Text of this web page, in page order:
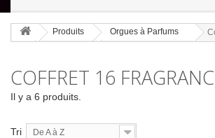
Produits Orgues à Parfums
COFFRET 16
Il y a 6 produits.
Tri De A à Z